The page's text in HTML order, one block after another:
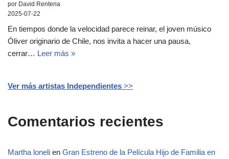
por David Renteria
2025-07-22
En tiempos donde la velocidad parece reinar, el joven músico
Óliver originario de Chile, nos invita a hacer una pausa,
cerrar… Leer más »
Ver más artistas Independientes >>
Comentarios recientes
Martha loneli en Gran Estreno de la Película Hijo de Familia en